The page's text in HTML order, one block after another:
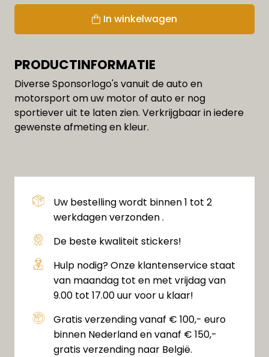
In winkelwagen
PRODUCTINFORMATIE
Diverse Sponsorlogo's vanuit de auto en
motorsport om uw motor of auto er nog
sportiever uit te laten zien. Verkrijgbaar in iedere
gewenste afmeting en kleur.
Uw bestelling wordt binnen 1 tot 2
werkdagen verzonden .
De beste kwaliteit stickers!
Hulp nodig? Onze klantenservice staat
van maandag tot en met vrijdag van
9.00 tot 17.00 uur voor u klaar!
Gratis verzending vanaf € 100,- euro
binnen Nederland en vanaf € 150,-
gratis verzending naar België.